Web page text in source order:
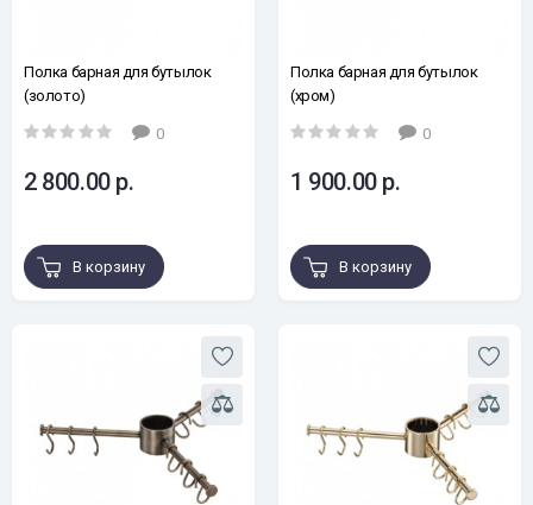
Полка барная для бутылок
(золото)
0
2 800.00 р.
В корзину
Полка барная для бутылок
(хром)
0
1 900.00 р.
В корзину